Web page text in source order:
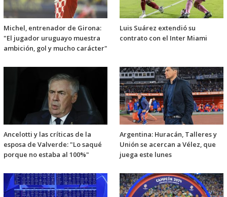
Michel, entrenador de Girona:
"El jugador uruguayo muestra
ambición, gol y mucho carácter"
Luis Suárez extendió su
contrato con el Inter Miami
Ancelotti y las críticas de la
esposa de Valverde: "Lo saqué
porque no estaba al 100%"
Argentina: Huracán, Talleres y
Unión se acercan a Vélez, que
juega este lunes